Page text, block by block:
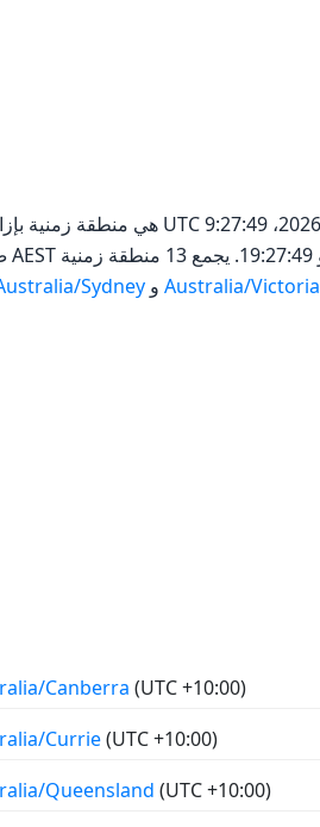
Sydney Australia/Victoria
Canberra(UTC +10:00)
Currie(UTC +10:00)
Queensland(UTC +10:00)